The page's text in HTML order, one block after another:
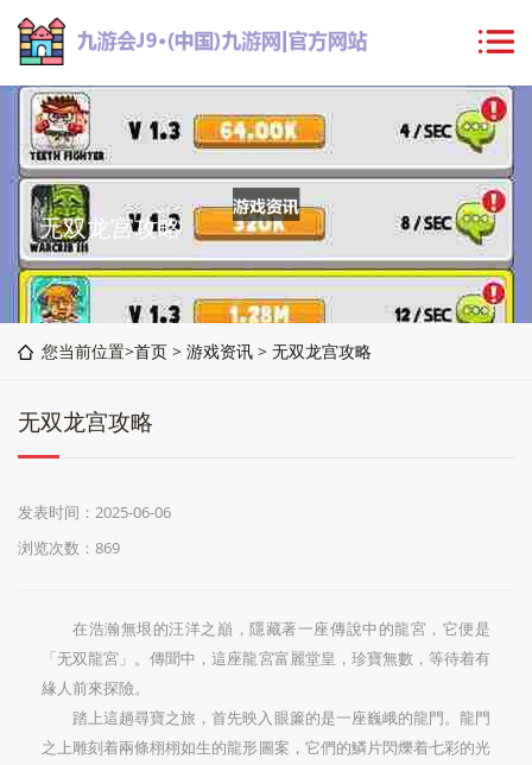
无双龙宫攻略
您当前位置>首页 > 游戏资讯 > 无双龙宫攻略
无双龙宫攻略
发表时间：2025-06-06
浏览次数：869
在浩瀚無垠的汪洋之巔，隱藏著一座傳說中的龍宮，它便是
「无双龍宮」。傳聞中，這座龍宮富麗堂皇，珍寶無數，等待着有
緣人前來探險。
踏上這趟尋寶之旅，首先映入眼簾的是一座巍峨的龍門。龍門
之上雕刻着兩條栩栩如生的龍形圖案，它們的鱗片閃爍着七彩的光